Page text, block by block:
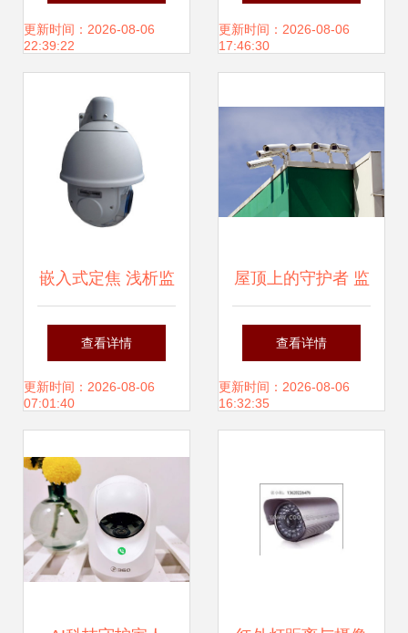
控设备厂红外与高
更新时间：2026-08-06
22:39:22
组件与兴瑞达制造
更新时间：2026-08-06
17:46:30
嵌入式定焦 浅析监
控摄像技术创新之
路，广州逢翔智能
查看详情
更新时间：2026-08-06
07:01:40
屋顶上的守护者 监
控摄像机的战略部
署与体验
查看详情
更新时间：2026-08-06
16:32:35